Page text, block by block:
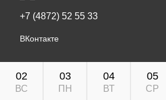
+7 (4872) 52 55 33
ВКонтакте
02
ВС
03
ПН
04
ВТ
05
СР